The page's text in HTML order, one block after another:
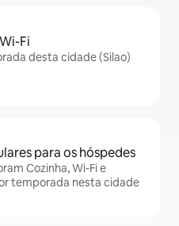
Fi
desta cidade (Silao)
para os hóspedes
Cozinha, Wi-Fi e
temporada nesta cidade